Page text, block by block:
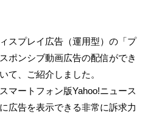
スプレイ広告（運用型）の「プ
ポンシブ動画広告の配信ができ
て、ご紹介しました。
マートフォン版Yahoo!ニュース
広告を表示できる非常に訴求力